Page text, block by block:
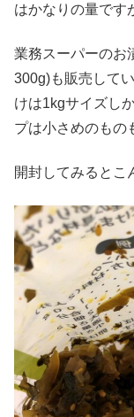
はかなりの量です
業務スーパーのお
300g)も販売して
けは1kgサイズし
プは小さめのもの
開封してみるとこ